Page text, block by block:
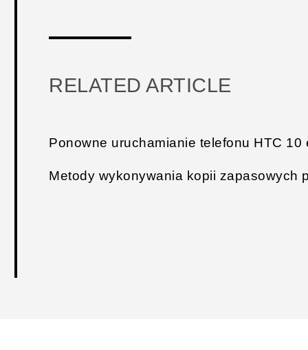
RELATED ARTICLE
Ponowne uruchamianie telefonu HTC 10
Metody wykonywania kopii zapasowych